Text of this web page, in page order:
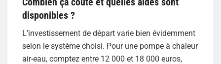
disponibles ?
L’investissement de départ varie bien évidemment
selon le système choisi. Pour une pompe à chaleur
air-eau, comptez entre 12 000 et 18 000 euros,